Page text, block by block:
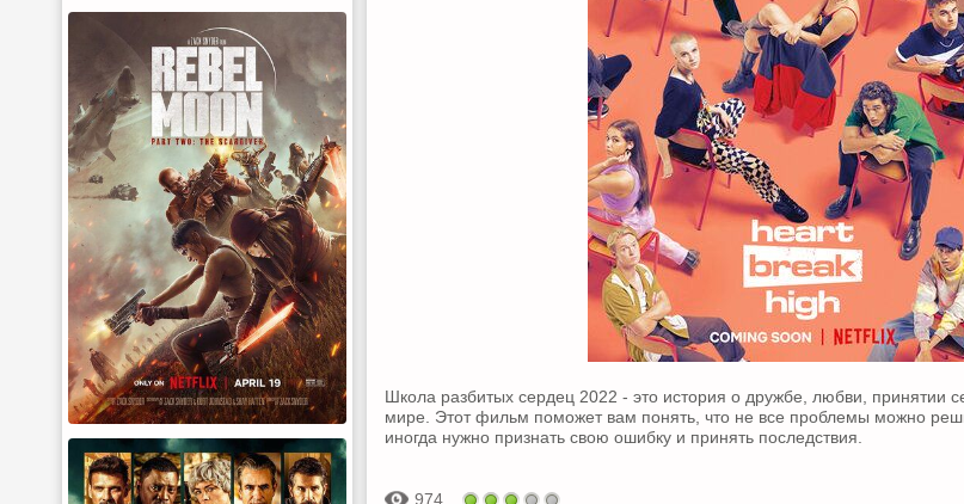
Школа разбитых сердец 2022 - это история о дружбе, любви, принятии
мире. Этот фильм поможет вам понять, что не все проблемы можно
иногда нужно признать свою ошибку и принять последствия.
974